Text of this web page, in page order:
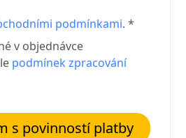
podmínkami. *
v objednávce
podmínek zpracování
s povinností platby